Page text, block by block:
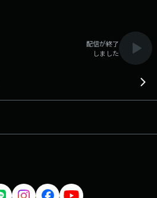
配信が終了
しました